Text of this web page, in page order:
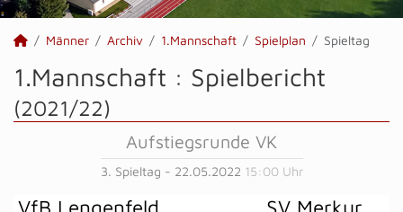
Männer Archiv 1.Mannschaft Spielplan Spieltag
1.Mannschaft : Spielbericht
(2021/22)
Aufstiegsrunde VK
3. Spieltag - 22.05.2022 15:00 Uhr
VfB Lengenfeld
SV Merkur